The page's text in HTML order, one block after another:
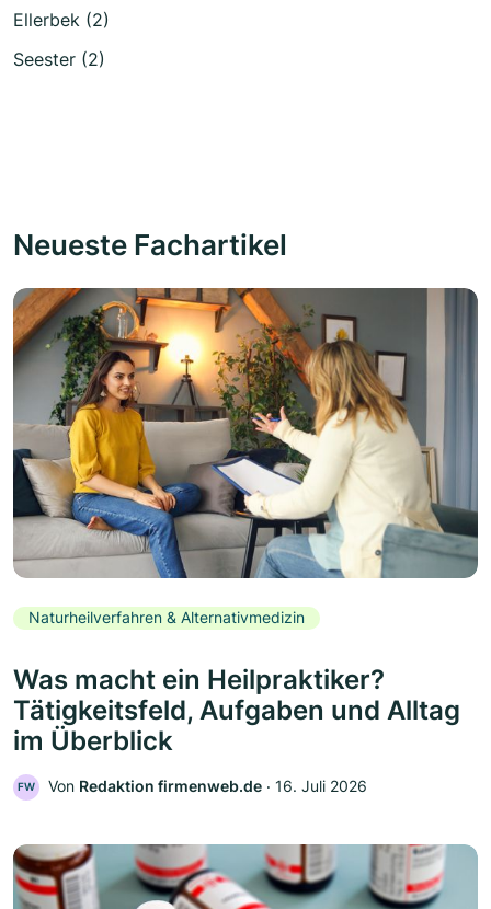
Ellerbek (2)
Seester (2)
Neueste Fachartikel
Naturheilverfahren & Alternativmedizin
Was macht ein Heilpraktiker?
Tätigkeitsfeld, Aufgaben und Alltag
im Überblick
FW Von Redaktion firmenweb.de ‧ 16. Juli 2026